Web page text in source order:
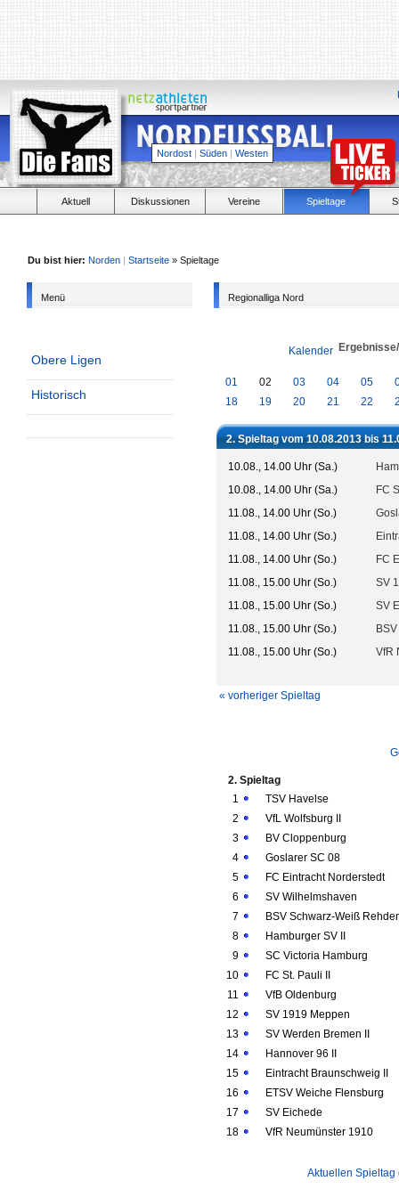
Nordost | Süden | Westen
Aktuell Diskussionen Vereine Spieltage
Du bist hier: Norden | Startseite » Spieltage
Menü
Obere Ligen
Historisch
Regionalliga Nord
Kalender
01 02 03 04 05
18
19 20 21 22
2. Spieltag vom 10.08.2013 bis
10.08., 14.00 Uhr (Sa.)
10.08., 14.00 Uhr (Sa.)
FC
11.08., 14.00 Uhr (So.)
11.08., 14.00 Uhr (So.)
11.08., 14.00 Uhr (So.)
FC
11.08., 15.00 Uhr (So.)
SV
11.08., 15.00 Uhr (So.)
SV
11.08., 15.00 Uhr (So.)
11.08., 15.00 Uhr (So.)
VfR
« vorheriger Spieltag
2. Spieltag
1
TSV Havelse
2
VfL Wolfsburg II
3
BV Cloppenburg
4
Goslarer SC 08
5
FC Eintracht Norderstedt
6
SV Wilhelmshaven
7
BSV Schwarz-Weiß
8
Hamburger SV II
9
SC Victoria Hamburg
10
FC St. Pauli II
11
VfB Oldenburg
12
SV 1919 Meppen
13
SV Werden Bremen II
14
Hannover 96 II
15
Eintracht Braunschweig II
16
ETSV Weiche Flensburg
17
SV Eichede
18
VfR Neumünster 1910
Aktuellen Spieltag